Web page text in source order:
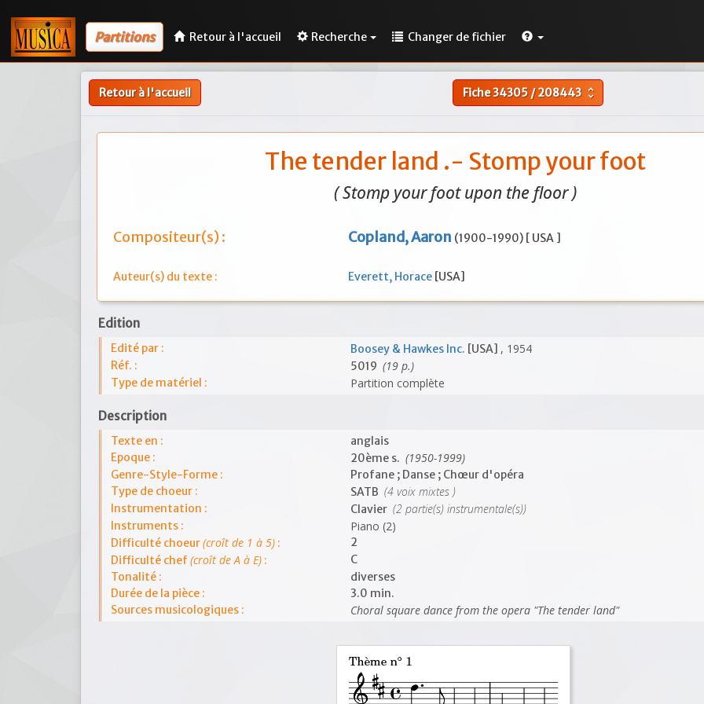
Partitions Retour à l'accueil Recherche Changer de fichier
Retour à l'accueil Fiche34305/208443 unfold_more
The tender land .- Stomp your foot
( Stomp your foot upon the floor )
Compositeur(s) : Copland, Aaron (1900-1990) [ USA ]
Auteur(s) du texte : Everett, Horace [USA]
Edition
Edité par : Boosey & Hawkes Inc. [USA] , 1954
Réf. : 5019 (19 p.)
Type de matériel : Partition complète
Description
Texte en :
anglais
Epoque :
20ème s. (1950-1999)
Genre-Style-Forme :
Profane ; Danse ; Chœur d'opéra
Type de choeur :
SATB (4 voix mixtes )
Instrumentation : Clavier (2 partie(s) instrumentale(s))
Instruments : Piano (2)
Difficulté choeur(croît de 1 à 5) :
2
Difficulté chef (croît de A à E) :
C
Tonalité :
diverses
Durée de la pièce :
3.0 min.
Sources musicologiques :
Choral square dance from the opera "The tender land"